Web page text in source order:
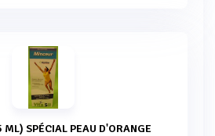
ML) SPÉCIAL PEAU D'ORANGE